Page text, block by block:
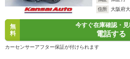
住所
大阪府
無
料
今すぐ在庫確認・
電話する
カーセンサーアフター保証が付けられます